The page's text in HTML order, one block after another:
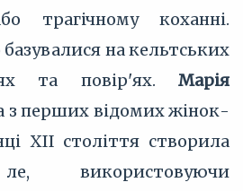
трагічному коханні.
на кельтських
та повір'ях. Марія
з перших відомих жінок-
XII століття створила
використовуючи